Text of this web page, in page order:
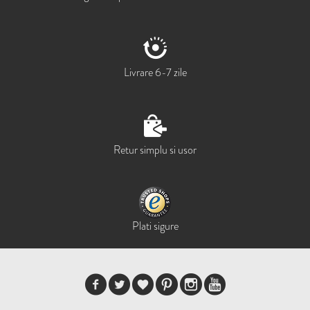
Livrare 6-7 zile
Retur simplu si usor
Plati sigure